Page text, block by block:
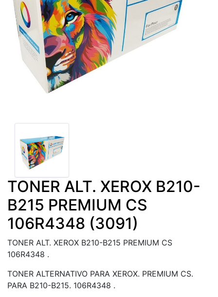
TONER ALT. XEROX B210-
B215 PREMIUM CS
106R4348 (3091)
TONER ALT. XEROX B210-B215 PREMIUM CS
106R4348 .
TONER ALTERNATIVO PARA XEROX. PREMIUM CS.
PARA B210-B215. 106R4348 .